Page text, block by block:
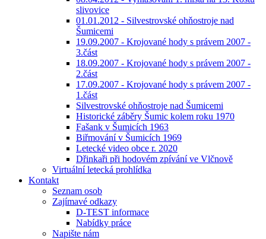
slivovice
01.01.2012 - Silvestrovské ohňostroje nad
Šumicemi
19.09.2007 - Krojované hody s právem 2007 -
3.část
18.09.2007 - Krojované hody s právem 2007 -
2.část
17.09.2007 - Krojované hody s právem 2007 -
1.část
Silvestrovské ohňostroje nad Šumicemi
Historické záběry Šumic kolem roku 1970
Fašank v Šumicích 1963
Biřmování v Šumicích 1969
Letecké video obce r. 2020
Dřinkaři při hodovém zpívání ve Vlčnově
Virtuální letecká prohlídka
Kontakt
Seznam osob
Zajímavé odkazy
D-TEST informace
Nabídky práce
Napište nám